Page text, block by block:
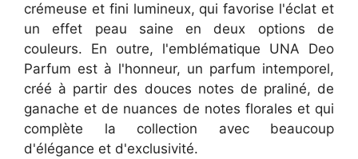
crémeuse et fini lumineux, qui favorise l'éclat et
un effet peau saine en deux options de
couleurs. En outre, l'emblématique UNA Deo
Parfum est à l'honneur, un parfum intemporel,
créé à partir des douces notes de praliné, de
ganache et de nuances de notes florales et qui
complète la collection avec beaucoup
d'élégance et d'exclusivité.